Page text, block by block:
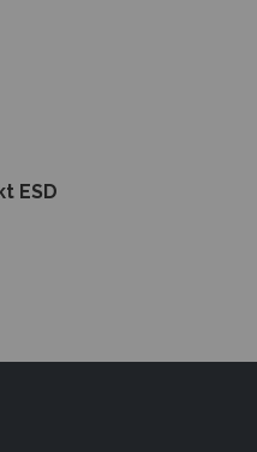
ESD